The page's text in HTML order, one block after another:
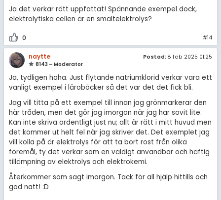
Ja det verkar rätt uppfattat! Spännande exempel dock,
elektrolytiska cellen är en smältelektrolys?
0 #14
naytte
8143 – Moderator
Postad: 8 feb 2025 01:25
Ja, tydligen haha. Just flytande natriumklorid verkar vara ett
vanligt exempel i läroböcker så det var det det fick bli.
Jag vill titta på ett exempel till innan jag grönmarkerar den
här tråden, men det gör jag imorgon när jag har sovit lite.
Kan inte skriva ordentligt just nu; allt är rätt i mitt huvud men
det kommer ut helt fel när jag skriver det. Det exemplet jag
vill kolla på är elektrolys för att ta bort rost från olika
föremål, ty det verkar som en väldigt användbar och häftig
tillämpning av elektrolys och elektrokemi.
Återkommer som sagt imorgon. Tack för all hjälp hittills och
god natt! :D